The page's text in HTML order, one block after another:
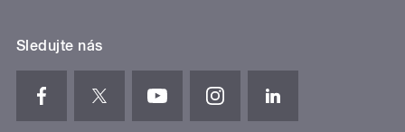
Sledujte nás